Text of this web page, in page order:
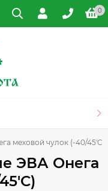
0
меховой чулок (-40/45'C)
ЭВА Онега